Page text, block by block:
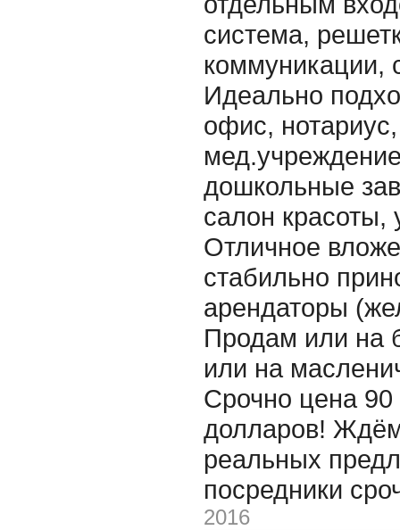
система,
коммуникации,
Идеально
офис,
дошкольные
салон красоты,
Отличное
стабильно
арендаторы
Продам или на
или на
Срочно цена 90
долларов!
реальных
посредники
2016